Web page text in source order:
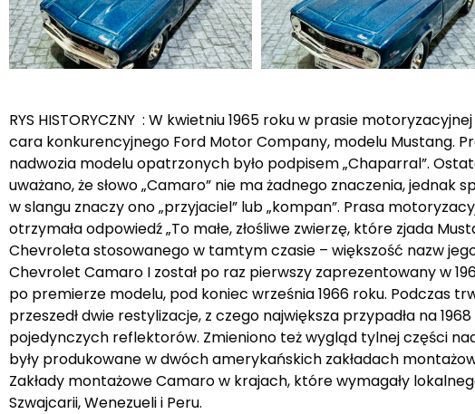
RYS HISTORYCZNY : W kwietniu 1965 roku w prasie
cara konkurencyjnego Ford Motor Company, modelu Mustang.
nadwozia modelu opatrzonych było podpisem „Chaparral”.
uważano, że słowo „Camaro” nie ma żadnego znaczenia, jednak
w slangu znaczy ono „przyjaciel” lub „kompan”. Prasa
otrzymała odpowiedź „To małe, złośliwe zwierzę, które zjada
Chevroleta stosowanego w tamtym czasie – większość nazw
Chevrolet Camaro I został po raz pierwszy zaprezentowany w
po premierze modelu, pod koniec września 1966 roku. Podczas
przeszedł dwie restylizacje, z czego największa przypadła na
pojedynczych reflektorów. Zmieniono też wygląd tylnej części
były produkowane w dwóch amerykańskich zakładach
Zakłady montażowe Camaro w krajach, które wymagały
Szwajcarii, Wenezueli i Peru.